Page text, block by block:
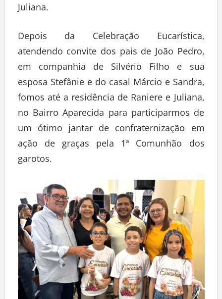
Juliana.
Depois da Celebração Eucarística,
atendendo convite dos pais de João Pedro,
em companhia de Silvério Filho e sua
esposa Stefânie e do casal Márcio e Sandra,
fomos até a residência de Raniere e Juliana,
no Bairro Aparecida para participarmos de
um ótimo jantar de confraternização em
ação de graças pela 1ª Comunhão dos
garotos.